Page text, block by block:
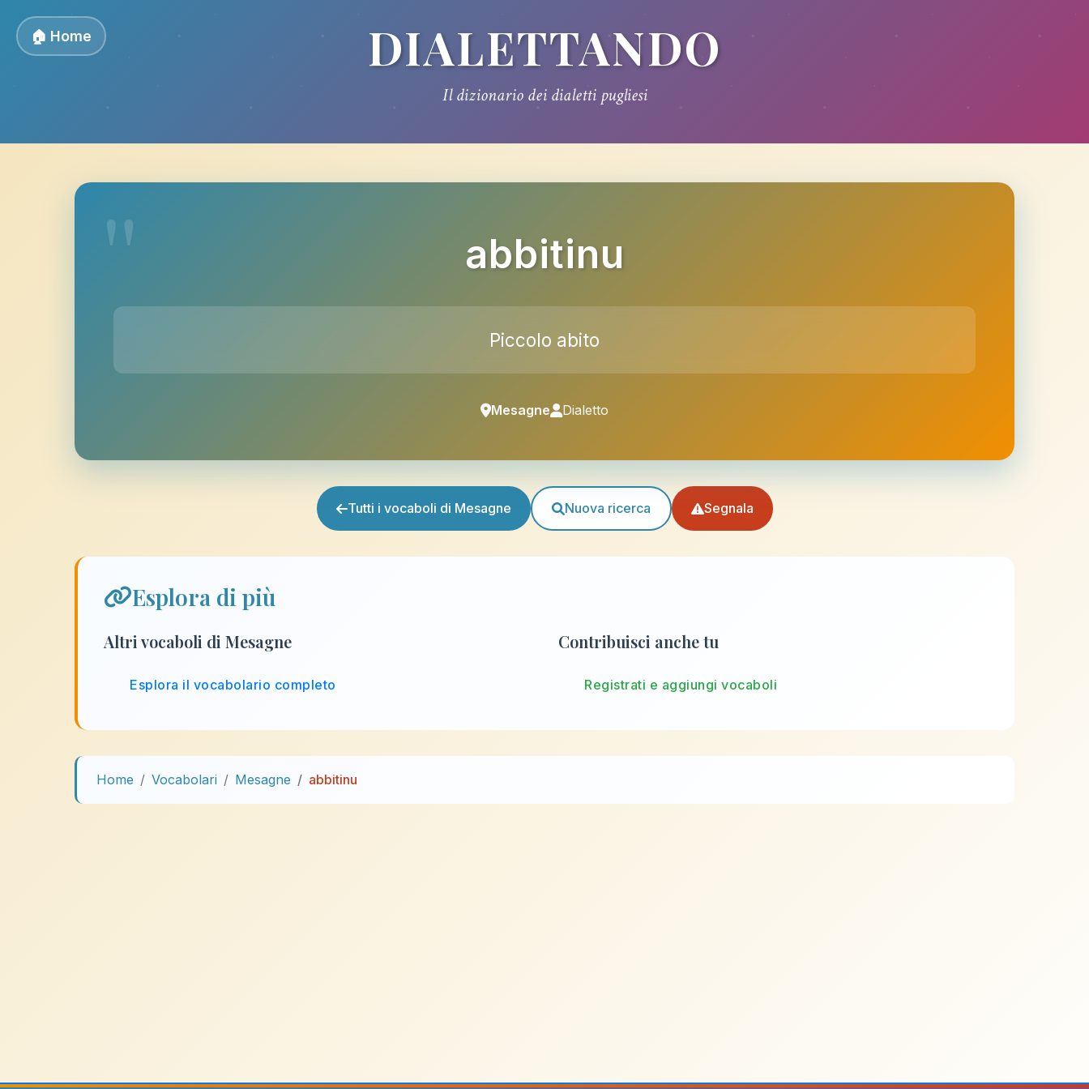
🏠 Home DIALETTANDO
Il dizionario dei dialetti pugliesi
abbitinu
Piccolo abito
Mesagne Dialetto
Tutti i vocaboli di Mesagne Nuova ricerca Segnala
Esplora di più
Altri vocaboli di Mesagne
Esplora il vocabolario completo
Contribuisci anche tu
Registrati e aggiungi vocaboli
Home Vocabolari Mesagne abbitinu